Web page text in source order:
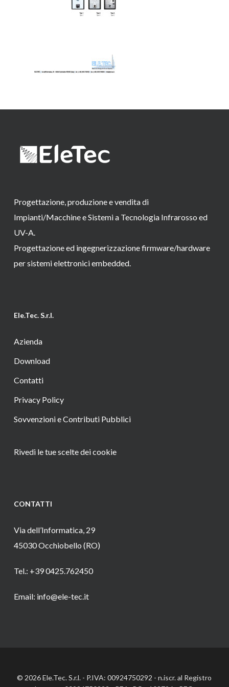
Progettazione, produzione e vendita di
Impianti/Macchine e Sistemi a Tecnologia Infrarosso ed
UV-A.
Progettazione ed ingegnerizzazione firmware/hardware
per sistemi elettronici embedded.
Ele.Tec. S.r.l.
Azienda
Download
Contatti
Privacy Policy
Sovvenzioni e Contributi Pubblici
Rivedi le tue scelte dei cookie
CONTATTI
Via dell’Informatica, 29
45030 Occhiobello (RO)
Tel.: +39 0425.762450
Email: info@ele-tec.it
© 2026 Ele.Tec. S.r.l. - P.IVA: 00924750292 - n.iscr. al Registro